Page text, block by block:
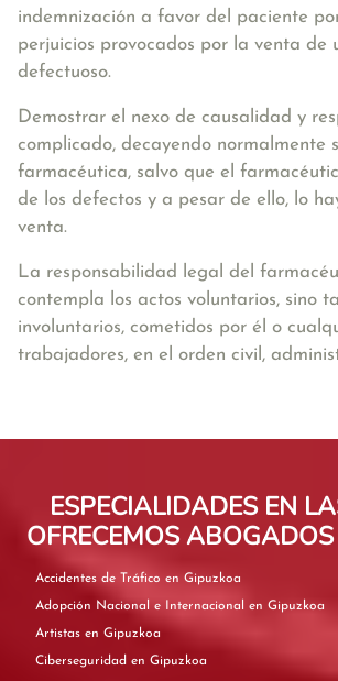
indemnización a favor del paciente
perjuicios provocados por la venta de
defectuoso.
Demostrar el nexo de causalidad y
complicado, decayendo normalmente
farmacéutica, salvo que el
de los defectos y a pesar de ello, lo
venta.
La responsabilidad legal del
contempla los actos voluntarios, sino
involuntarios, cometidos por él o
trabajadores, en el orden civil,
ESPECIALIDADES EN
OFRECEMOS
Accidentes de Tráfico en Gipuzkoa
Adopción Nacional e Internacional en Gipuzkoa
Artistas en Gipuzkoa
Ciberseguridad en Gipuzkoa